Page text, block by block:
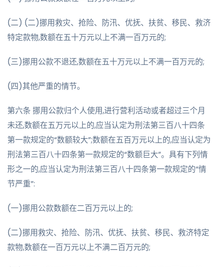
(二) (二)挪用救灾、抢险、防汛、优抚、扶贫、移民、救济
特定款物,数额在五十万元以上不满一百万元的;
(三)挪用公款不退还,数额在五十万元以上不满一百万元的;
(四)其他严重的情节。
第六条 挪用公款归个人使用,进行营利活动或者超过三个月
未还,数额在五万元以上的,应当认定为刑法第三百八十四条
第一款规定的“数额较大”;数额在五百万元以上的,应当认定为
刑法第三百八十四条第一款规定的“数额巨大”。具有下列情
形之一的,应当认定为刑法第三百八十四条第一款规定的“情
节严重”:
(一)挪用公款数额在二百万元以上的;
(二)挪用救灾、抢险、防汛、优抚、扶贫、移民、救济特定
款物,数额在一百万元以上不满二百万元的;